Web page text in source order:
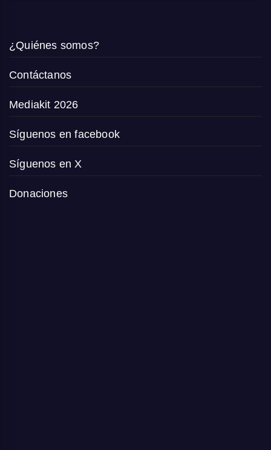
¿Quiénes somos?
Contáctanos
Mediakit 2026
Síguenos en facebook
Síguenos en X
Donaciones